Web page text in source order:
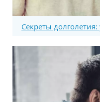
Секреты